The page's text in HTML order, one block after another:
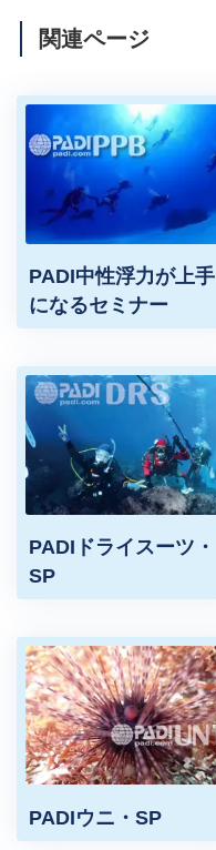
関連ページ
PADI中性浮力が上手
になるセミナー
PADIドライスーツ・
SP
PADIウニ・SP